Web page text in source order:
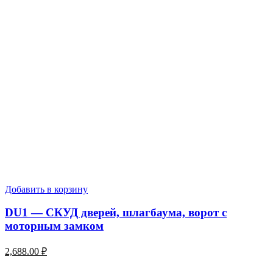
Добавить в корзину
DU1 — СКУД дверей, шлагбаума, ворот с
моторным замком
2,688.00 ₽